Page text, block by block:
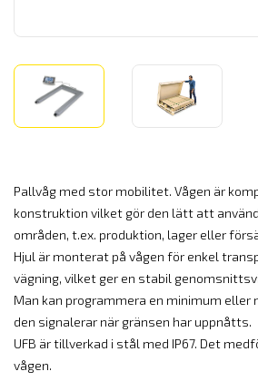
Pallvåg med stor mobilitet. Vågen är
konstruktion vilket gör den lätt att
områden, t.ex. produktion, lager eller
Hjul är monterat på vågen för enkel
vägning, vilket ger en stabil
Man kan programmera en minimum eller
den signalerar när gränsen har uppnåtts.
UFB är tillverkad i stål med IP67. Det
vågen.